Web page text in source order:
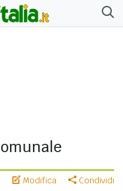
Modifica Condividi